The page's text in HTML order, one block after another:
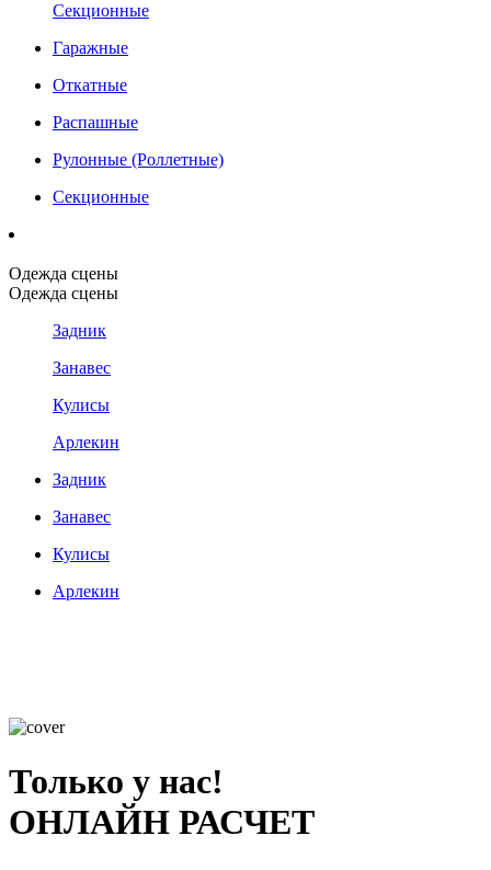
Секционные
Гаражные
Откатные
Распашные
Рулонные (Роллетные)
Секционные
Одежда сцены
Одежда сцены
Задник
Занавес
Кулисы
Арлекин
Задник
Занавес
Кулисы
Арлекин
Только у нас!
ОНЛАЙН РАСЧЕТ